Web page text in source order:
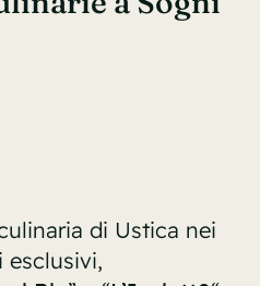
di Ustica nei
esclusivi,